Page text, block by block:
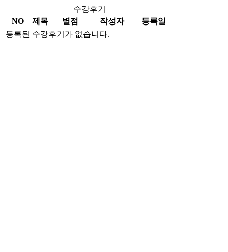
수강후기
NO
제목 별점 작성자
등록일
등록된 수강후기가 없습니다.